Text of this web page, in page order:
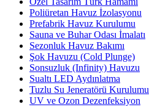
Poliüretan Havuz İzolasyonu
Prefabrik Havuz Kurulumu
Sauna ve Buhar Odası İmalatı
Sezonluk Havuz Bakımı
Şok Havuzu (Cold Plunge)
Sonsuzluk (Infinity) Havuzu
Sualtı LED Aydınlatma
Tuzlu Su Jeneratörü Kurulumu
UV ve Ozon Dezenfeksiyon